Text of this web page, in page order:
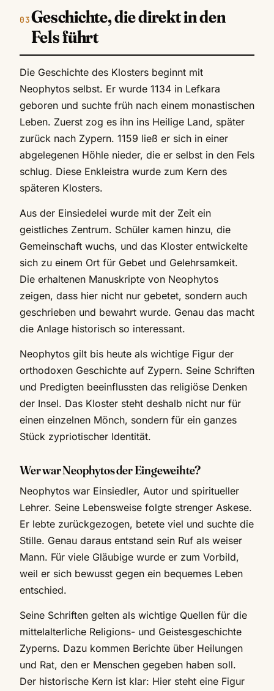
Geschichte, die direkt in den
Fels führt
Die Geschichte des Klosters beginnt mit
Neophytos selbst. Er wurde 1134 in Lefkara
geboren und suchte früh nach einem monastischen
Leben. Zuerst zog es ihn ins Heilige Land, später
zurück nach Zypern. 1159 ließ er sich in einer
abgelegenen Höhle nieder, die er selbst in den Fels
schlug. Diese Enkleistra wurde zum Kern des
späteren Klosters.
Aus der Einsiedelei wurde mit der Zeit ein
geistliches Zentrum. Schüler kamen hinzu, die
Gemeinschaft wuchs, und das Kloster entwickelte
sich zu einem Ort für Gebet und Gelehrsamkeit.
Die erhaltenen Manuskripte von Neophytos
zeigen, dass hier nicht nur gebetet, sondern auch
geschrieben und bewahrt wurde. Genau das macht
die Anlage historisch so interessant.
Neophytos gilt bis heute als wichtige Figur der
orthodoxen Geschichte auf Zypern. Seine Schriften
und Predigten beeinflussten das religiöse Denken
der Insel. Das Kloster steht deshalb nicht nur für
einen einzelnen Mönch, sondern für ein ganzes
Stück zypriotischer Identität.
Wer war Neophytos der Eingeweihte?
Neophytos war Einsiedler, Autor und spiritueller
Lehrer. Seine Lebensweise folgte strenger Askese.
Er lebte zurückgezogen, betete viel und suchte die
Stille. Genau daraus entstand sein Ruf als weiser
Mann. Für viele Gläubige wurde er zum Vorbild,
weil er sich bewusst gegen ein bequemes Leben
entschied.
Seine Schriften gelten als wichtige Quellen für die
mittelalterliche Religions- und Geistesgeschichte
Zyperns. Dazu kommen Berichte über Heilungen
und Rat, den er Menschen gegeben haben soll.
Der historische Kern ist klar: Hier steht eine Figur